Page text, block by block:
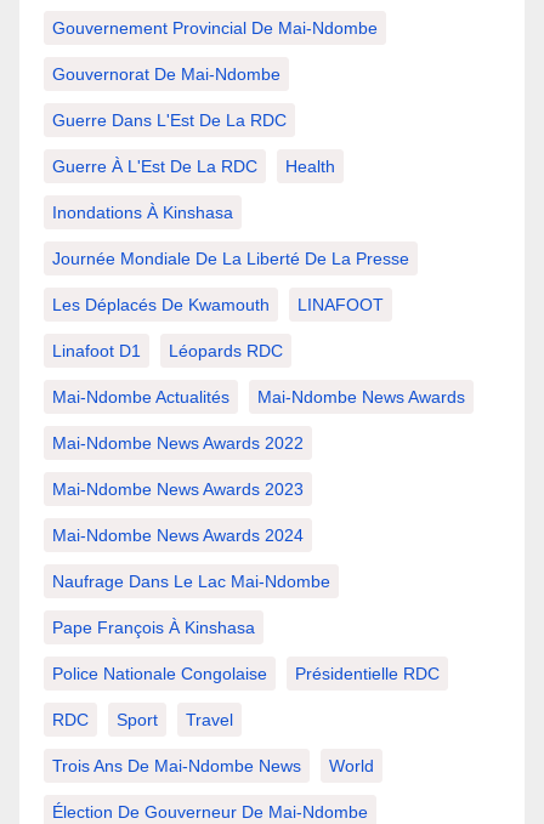
Gouvernement Provincial De Mai-Ndombe
Gouvernorat De Mai-Ndombe
Guerre Dans L'Est De La RDC
Guerre À L'Est De La RDC Health
Inondations À Kinshasa
Journée Mondiale De La Liberté De La Presse
Les Déplacés De Kwamouth LINAFOOT
Linafoot D1 Léopards RDC
Mai-Ndombe Actualités Mai-Ndombe News Awards
Mai-Ndombe News Awards 2022
Mai-Ndombe News Awards 2023
Mai-Ndombe News Awards 2024
Naufrage Dans Le Lac Mai-Ndombe
Pape François À Kinshasa
Police Nationale Congolaise Présidentielle RDC
RDC Sport Travel
Trois Ans De Mai-Ndombe News World
Élection De Gouverneur De Mai-Ndombe